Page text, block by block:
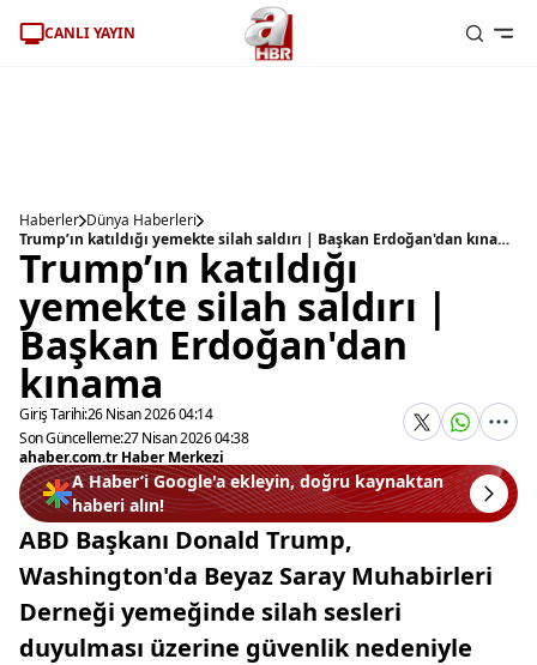
CANLI YAYIN
Haberler Dünya Haberleri
Trump’ın katıldığı yemekte silah saldırı | Başkan Erdoğan'dan kınama
Trump’ın katıldığı
yemekte silah saldırı |
Başkan Erdoğan'dan
kınama
Giriş Tarihi:26 Nisan 2026 04:14
Son Güncelleme:27 Nisan 2026 04:38
ahaber.com.tr Haber Merkezi
A Haber’i Google'a ekleyin, doğru kaynaktan
haberi alın!
ABD Başkanı Donald Trump,
Washington'da Beyaz Saray Muhabirleri
Derneği yemeğinde silah sesleri
duyulması üzerine güvenlik nedeniyle